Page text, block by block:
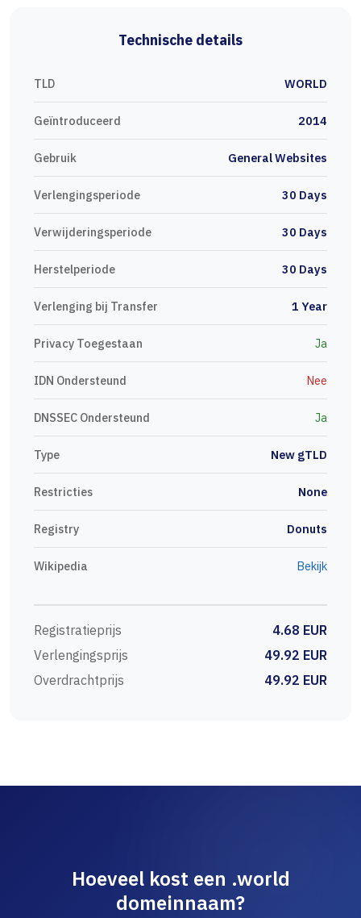
Technische details
TLD WORLD
Geïntroduceerd 2014
Gebruik General Websites
Verlengingsperiode 30 Days
Verwijderingsperiode 30 Days
Herstelperiode 30 Days
Verlenging bij Transfer 1 Year
Privacy Toegestaan Ja
IDN Ondersteund Nee
DNSSEC Ondersteund Ja
Type New gTLD
Restricties None
Registry Donuts
Wikipedia Bekijk
Registratieprijs
4.68 EUR
Verlengingsprijs
49.92 EUR
Overdrachtprijs
49.92 EUR
Hoeveel kost een .world
domeinnaam?